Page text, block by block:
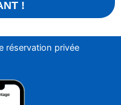
!
réservation privée